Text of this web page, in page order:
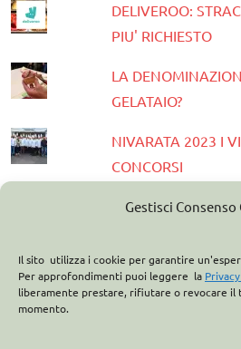
Gestisci Consenso
Il sito utilizza i cookie per garantire
Per approfondimenti puoi leggere la
liberamente prestare, rifiutare o revocare il
momento.
DELIVEROO:
PIU' RICHIESTO
LA
GELATAIO?
NIVARATA 2023 I
CONCORSI
PRESENTATA LA
ASSOCIAZIONE
CASA OPTIMA